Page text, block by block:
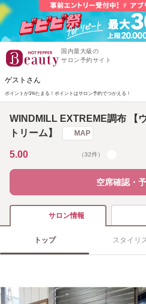
国内最大級の
サロン予約サイト
ゲストさん
ポイントが1%たまる！ ポイントはサロン予約でつかえる！
WINDMILL EXTREME調布 【
トリーム】
MAP
5.00 （32件）
空席確認・
サロン情報
トップ スタイリ